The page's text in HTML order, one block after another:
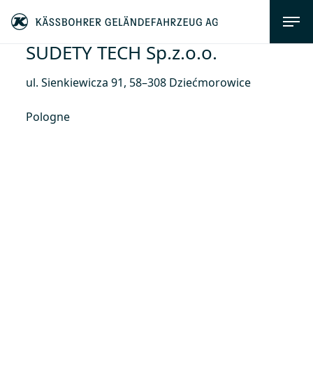
SUDETY TECH Sp.z.o.o.
ul. Sienkiewicza 91, 58–308 Dziećmorowice
Pologne